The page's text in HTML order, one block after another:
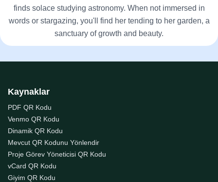
finds solace studying astronomy. When not immersed in
words or stargazing, you'll find her tending to her garden, a
sanctuary of growth and beauty.
Kaynaklar
PDF QR Kodu
Venmo QR Kodu
Dinamik QR Kodu
Mevcut QR Kodunu Yönlendir
Proje Görev Yöneticisi QR Kodu
vCard QR Kodu
Giyim QR Kodu